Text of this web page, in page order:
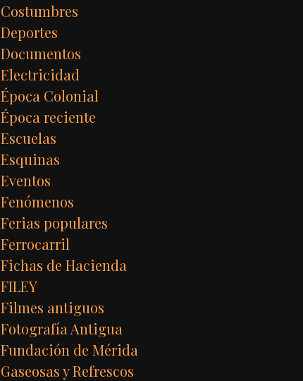
Costumbres
Deportes
Documentos
Electricidad
Época Colonial
Época reciente
Escuelas
Esquinas
Eventos
Fenómenos
Ferias populares
Ferrocarril
Fichas de Hacienda
FILEY
Filmes antiguos
Fotografía Antigua
Fundación de Mérida
Gaseosas y Refrescos